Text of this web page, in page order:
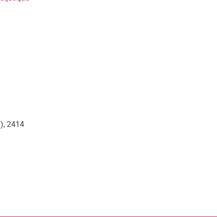
2414
Link, öffnet neues Fenster)
(externer Link, öffnet neues Fenster)